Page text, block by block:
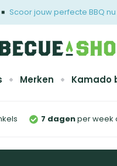
Scoor jouw perfecte BBQ
Merken Kamado
7 dagenper week